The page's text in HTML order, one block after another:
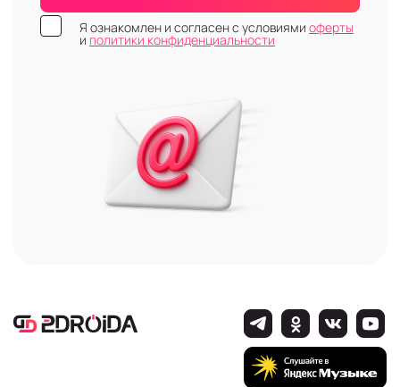
Я ознакомлен и согласен с условиями оферты
и политики конфиденциальности